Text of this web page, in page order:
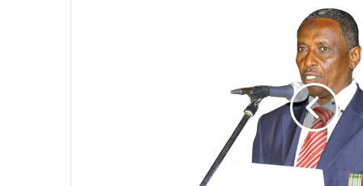
الصحفيين ولأرواح شهداء الصحافة
رئيس العراق ومجلس الوزراء والنواب
والشخصيات العامة يهنؤن الصحفيين
العراقيين
يطالب السلطات السودانية بالإفراج